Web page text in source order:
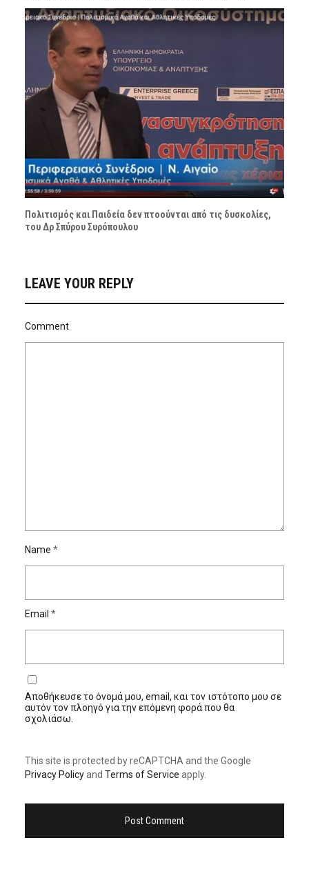
Πολιτισμός και Παιδεία δεν πτοούνται από τις δυσκολίες,
του Δρ Σπύρου Συρόπουλου
LEAVE YOUR REPLY
Comment
Name *
Email *
Αποθήκευσε το όνομά μου, email, και τον ιστότοπο μου σε
αυτόν τον πλοηγό για την επόμενη φορά που θα
σχολιάσω.
This site is protected by reCAPTCHA and the Google
Privacy Policyand Terms of Service apply.